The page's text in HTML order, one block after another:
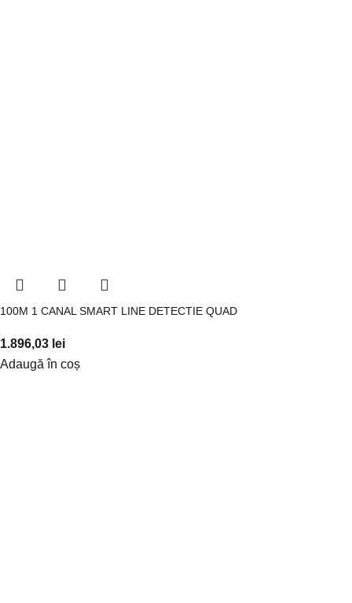
100M 1 CANAL SMART LINE DETECTIE QUAD
1.896,03 lei
Adaugă în coș